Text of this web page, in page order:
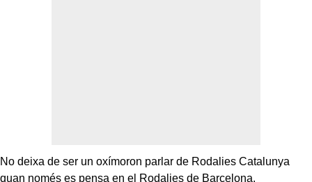
No deixa de ser un oxímoron parlar de Rodalies Catalunya
quan només es pensa en el Rodalies de Barcelona.